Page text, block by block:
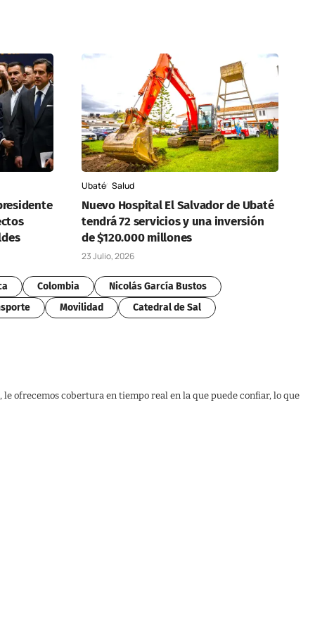
Ubaté Salud
Nuevo Hospital El Salvador de Ubaté
tendrá 72 servicios y una inversión
de $120.000 millones
23 Julio, 2026
Colombia
Nicolás García Bustos
Movilidad Catedral de Sal
ofrecemos cobertura en tiempo real en la que puede confiar, lo que